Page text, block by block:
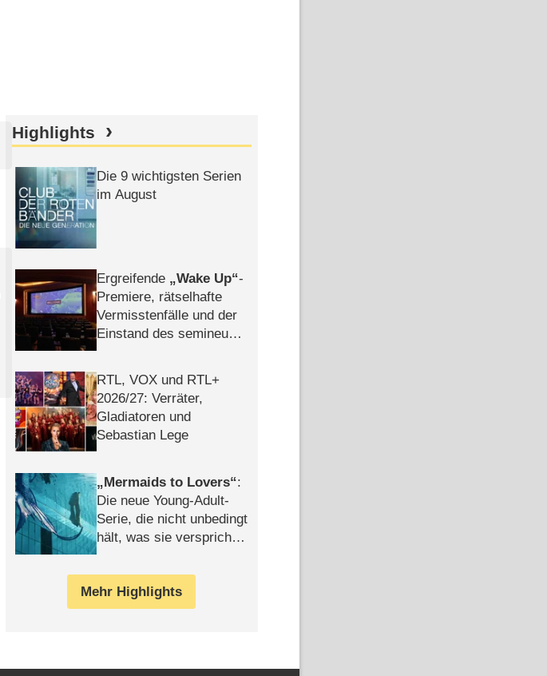
Highlights
Die 9 wichtigsten Serien
im August
Ergreifende Wake Up -
Premiere, rätselhafte
Vermisstenfälle und der
Einstand des semineuen
RTL, VOX und RTL+
2026/​27: Verräter,
Gladiatoren und
Sebastian Lege
Mermaids to Lovers :
Die neue Young-Adult-
Serie, die nicht unbedingt
hält, was sie verspricht –
Mehr Highlights